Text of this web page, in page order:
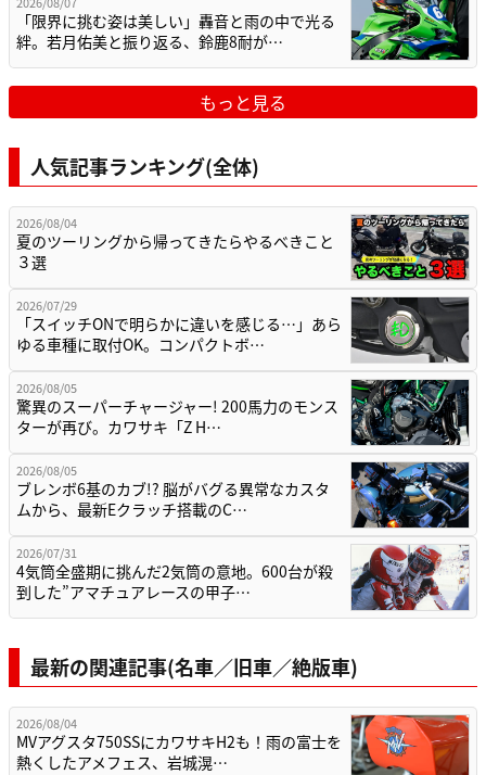
「限界に挑む姿は美しい」轟音と雨の中で光る
絆。若月佑美と振り返る、鈴鹿8耐が…
もっと見る
人気記事ランキング(全体)
2026/08/04
夏のツーリングから帰ってきたらやるべきこと
３選
2026/07/29
「スイッチONで明らかに違いを感じる…」あら
ゆる車種に取付OK。コンパクトボ…
2026/08/05
驚異のスーパーチャージャー! 200馬力のモンス
ターが再び。カワサキ「Z H…
2026/08/05
ブレンボ6基のカブ!? 脳がバグる異常なカスタ
ムから、最新Eクラッチ搭載のC…
2026/07/31
4気筒全盛期に挑んだ2気筒の意地。600台が殺
到した”アマチュアレースの甲子…
最新の関連記事(名車／旧車／絶版車)
2026/08/04
MVアグスタ750SSにカワサキH2も！雨の富士を
熱くしたアメフェス、岩城滉…